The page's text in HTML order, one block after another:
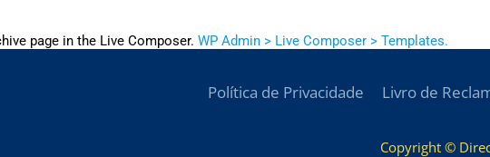
page in the Live Composer. WP Admin > Live Composer > Templates.
Política de Privacidade Livro de
Copyright ©